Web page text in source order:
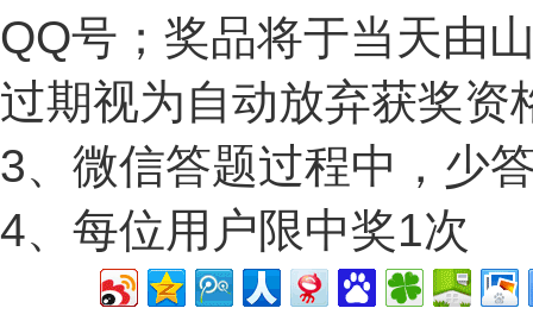
QQ号；奖品将于当天由
过期视为自动放弃获奖资
3、微信答题过程中，少
4、每位用户限中奖1次